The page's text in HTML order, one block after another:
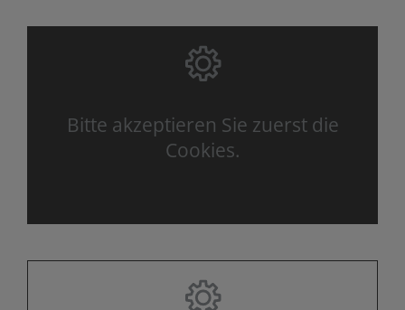
Bitte akzeptieren Sie zuerst die
Cookies.